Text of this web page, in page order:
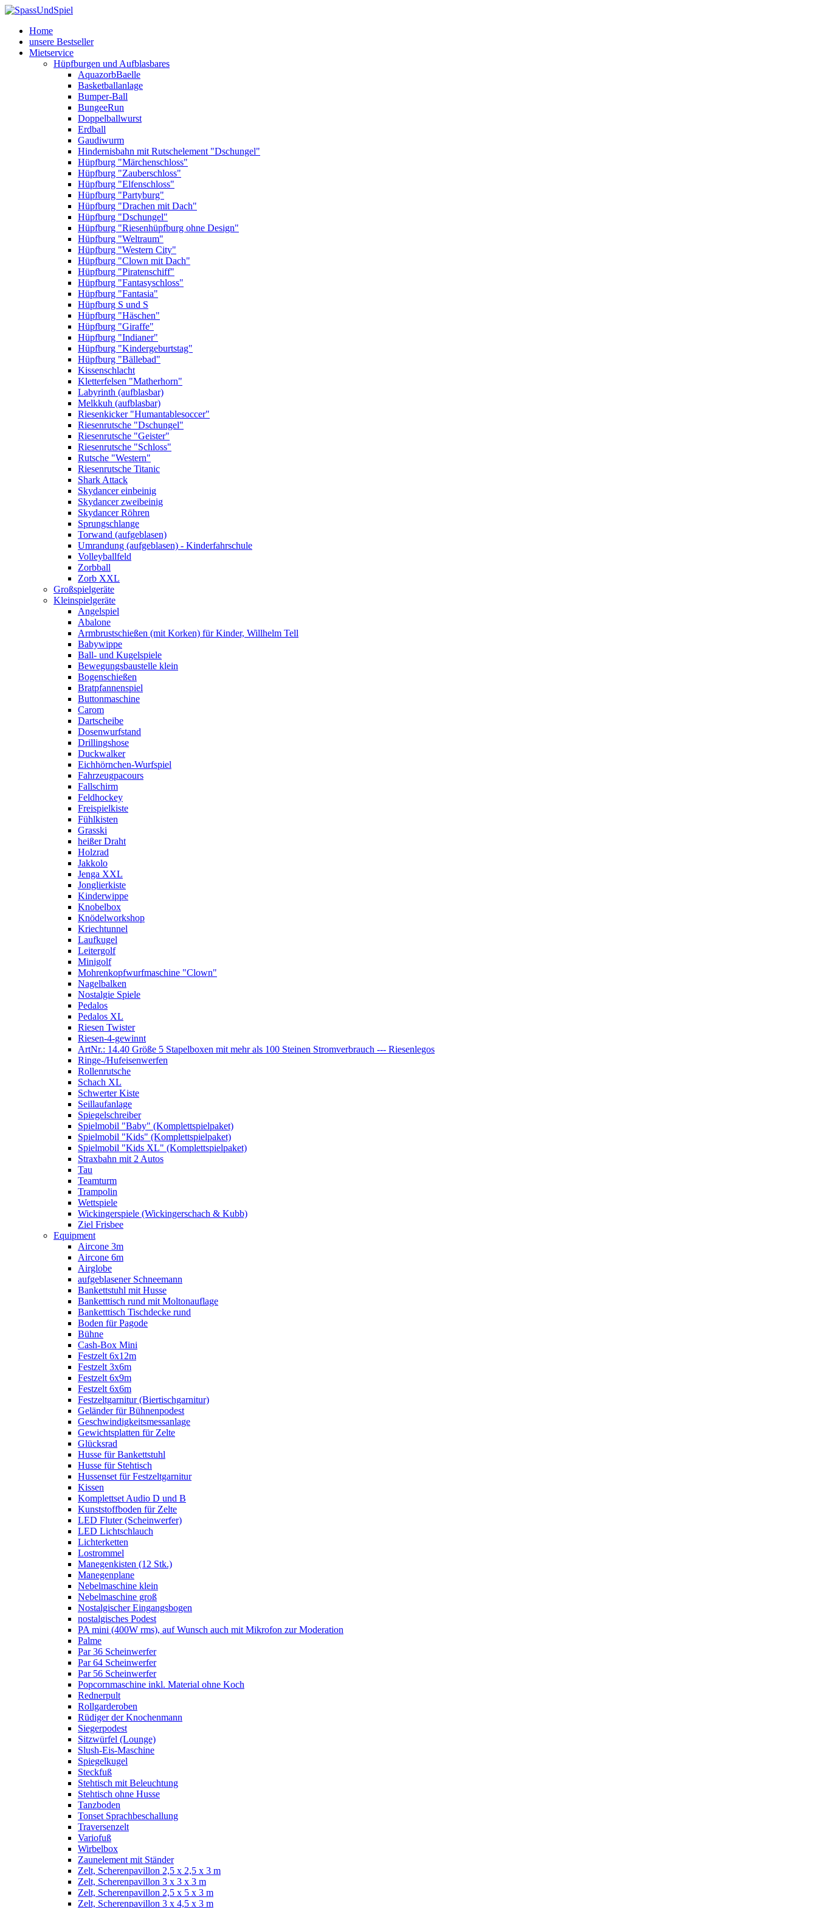
Home
unsere Bestseller
Mietservice
Hüpfburgen und Aufblasbares
AquazorbBaelle
Basketballanlage
Bumper-Ball
BungeeRun
Doppelballwurst
Erdball
Gaudiwurm
Hindernisbahn mit Rutschelement "Dschungel"
Hüpfburg "Märchenschloss"
Hüpfburg "Zauberschloss"
Hüpfburg "Elfenschloss"
Hüpfburg "Partyburg"
Hüpfburg "Drachen mit Dach"
Hüpfburg "Dschungel"
Hüpfburg "Riesenhüpfburg ohne Design"
Hüpfburg "Weltraum"
Hüpfburg "Western City"
Hüpfburg "Clown mit Dach"
Hüpfburg "Piratenschiff"
Hüpfburg "Fantasyschloss"
Hüpfburg "Fantasia"
Hüpfburg S und S
Hüpfburg "Häschen"
Hüpfburg "Giraffe"
Hüpfburg "Indianer"
Hüpfburg "Kindergeburtstag"
Hüpfburg "Bällebad"
Kissenschlacht
Kletterfelsen "Matherhorn"
Labyrinth (aufblasbar)
Melkkuh (aufblasbar)
Riesenkicker "Humantablesoccer"
Riesenrutsche "Dschungel"
Riesenrutsche "Geister"
Riesenrutsche "Schloss"
Rutsche "Western"
Riesenrutsche Titanic
Shark Attack
Skydancer einbeinig
Skydancer zweibeinig
Skydancer Röhren
Sprungschlange
Torwand (aufgeblasen)
Umrandung (aufgeblasen) - Kinderfahrschule
Volleyballfeld
Zorbball
Zorb XXL
Großspielgeräte
Kleinspielgeräte
Angelspiel
Abalone
Armbrustschießen (mit Korken) für Kinder, Willhelm Tell
Babywippe
Ball- und Kugelspiele
Bewegungsbaustelle klein
Bogenschießen
Bratpfannenspiel
Buttonmaschine
Carom
Dartscheibe
Dosenwurfstand
Drillingshose
Duckwalker
Eichhörnchen-Wurfspiel
Fahrzeugpacours
Fallschirm
Feldhockey
Freispielkiste
Fühlkisten
Grasski
heißer Draht
Holzrad
Jakkolo
Jenga XXL
Jonglierkiste
Kinderwippe
Knobelbox
Knödelworkshop
Kriechtunnel
Laufkugel
Leitergolf
Minigolf
Mohrenkopfwurfmaschine "Clown"
Nagelbalken
Nostalgie Spiele
Pedalos
Pedalos XL
Riesen Twister
Riesen-4-gewinnt
ArtNr.: 14.40 Größe 5 Stapelboxen mit mehr als 100 Steinen Stromverbrauch --- Riesenlegos
Ringe-/Hufeisenwerfen
Rollenrutsche
Schach XL
Schwerter Kiste
Seillaufanlage
Spiegelschreiber
Spielmobil "Baby" (Komplettspielpaket)
Spielmobil "Kids" (Komplettspielpaket)
Spielmobil "Kids XL" (Komplettspielpaket)
Straxbahn mit 2 Autos
Tau
Teamturm
Trampolin
Wettspiele
Wickingerspiele (Wickingerschach & Kubb)
Ziel Frisbee
Equipment
Aircone 3m
Aircone 6m
Airglobe
aufgeblasener Schneemann
Bankettstuhl mit Husse
Banketttisch rund mit Moltonauflage
Banketttisch Tischdecke rund
Boden für Pagode
Bühne
Cash-Box Mini
Festzelt 6x12m
Festzelt 3x6m
Festzelt 6x9m
Festzelt 6x6m
Festzeltgarnitur (Biertischgarnitur)
Geländer für Bühnenpodest
Geschwindigkeitsmessanlage
Gewichtsplatten für Zelte
Glücksrad
Husse für Bankettstuhl
Husse für Stehtisch
Hussenset für Festzeltgarnitur
Kissen
Komplettset Audio D und B
Kunststoffboden für Zelte
LED Fluter (Scheinwerfer)
LED Lichtschlauch
Lichterketten
Lostrommel
Manegenkisten (12 Stk.)
Manegenplane
Nebelmaschine klein
Nebelmaschine groß
Nostalgischer Eingangsbogen
nostalgisches Podest
PA mini (400W rms), auf Wunsch auch mit Mikrofon zur Moderation
Palme
Par 36 Scheinwerfer
Par 64 Scheinwerfer
Par 56 Scheinwerfer
Popcornmaschine inkl. Material ohne Koch
Rednerpult
Rollgarderoben
Rüdiger der Knochenmann
Siegerpodest
Sitzwürfel (Lounge)
Slush-Eis-Maschine
Spiegelkugel
Steckfuß
Stehtisch mit Beleuchtung
Stehtisch ohne Husse
Tanzboden
Tonset Sprachbeschallung
Traversenzelt
Variofuß
Wirbelbox
Zaunelement mit Ständer
Zelt, Scherenpavillon 2,5 x 2,5 x 3 m
Zelt, Scherenpavillon 3 x 3 x 3 m
Zelt, Scherenpavillon 2,5 x 5 x 3 m
Zelt, Scherenpavillon 3 x 4,5 x 3 m